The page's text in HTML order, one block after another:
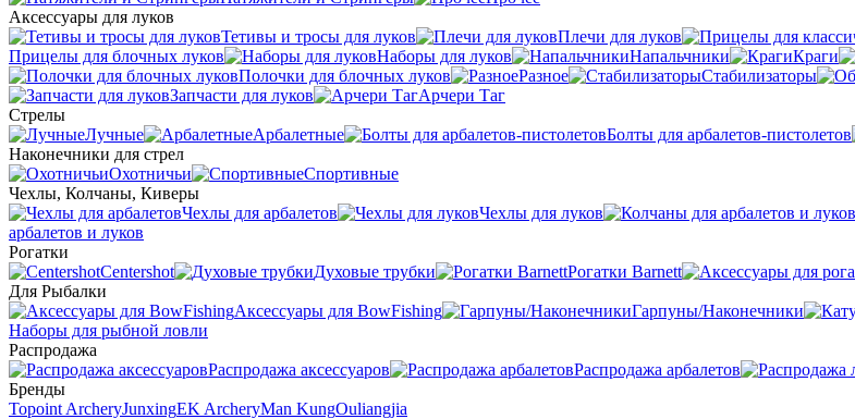
Аксессуары для луков
Тетивы и тросы для луков
Плечи для луков
Прицелы для блочных луков
Наборы для луков Напальчники Краги
Полочки для блочных луков
Разное Стабилизаторы
Запчасти для луков
Арчери Таг
Стрелы
Лучные
Арбалетные Болты для арбалетов-пистолетов
Наконечники для стрел
Охотничьи
Спортивные
Чехлы, Колчаны, Киверы
Чехлы для арбалетов
Чехлы для луков
арбалетов и луков
Рогатки
Centershot
Духовые трубки Рогатки Barnett
Для Рыбалки
Аксессуары для BowFishing
Гарпуны/Наконечники
Наборы для рыбной ловли
Распродажа
Распродажа аксессуаров
Распродажа арбалетов
Бренды
Topoint ArcheryJunxingEK ArcheryMan KungOuliangjia